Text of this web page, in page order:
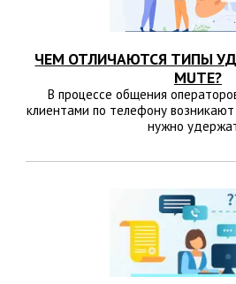
ЧЕМ ОТЛИЧАЮТСЯ ТИПЫ
MUTE?
В процессе общения
клиентами по телефону возникают
нужно